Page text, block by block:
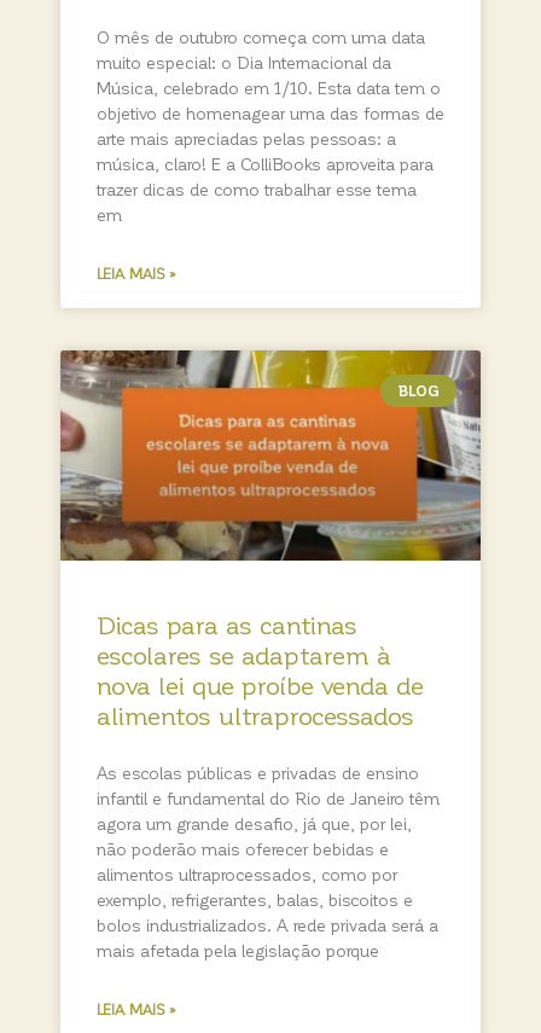
O mês de outubro começa com uma data
muito especial: o Dia Internacional da
Música, celebrado em 1/10. Esta data tem o
objetivo de homenagear uma das formas de
arte mais apreciadas pelas pessoas: a
música, claro! E a ColliBooks aproveita para
trazer dicas de como trabalhar esse tema
em
LEIA MAIS »
BLOG
Dicas para as cantinas
escolares se adaptarem à
nova lei que proíbe venda de
alimentos ultraprocessados
As escolas públicas e privadas de ensino
infantil e fundamental do Rio de Janeiro têm
agora um grande desafio, já que, por lei,
não poderão mais oferecer bebidas e
alimentos ultraprocessados, como por
exemplo, refrigerantes, balas, biscoitos e
bolos industrializados. A rede privada será a
mais afetada pela legislação porque
LEIA MAIS »